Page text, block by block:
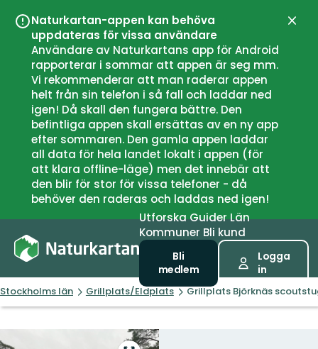
Naturkartan-appen kan behöva
uppdateras för vissa användare
Användare av Naturkartans app för Android
rapporterar i sommar att appen är seg mm.
Vi rekommenderar att man raderar appen
helt från sin telefon i så fall och laddar ned
igen! Då skall den fungera bättre. Den
befintliga appen skall ersättas av en ny app
efter sommaren. Den gamla appen laddar
all data för hela landet lokalt i appen (för
att klara offline-läge) men det innebär att
den blir för stor för vissa telefoner - då
behöver den raderas och laddas ned igen!
UtforskaGuiderLän
Kommuner Bli kund
Bli
medlem
Logga
in
Stockholms län Grillplats/Eldplats Grillplats Björknäs